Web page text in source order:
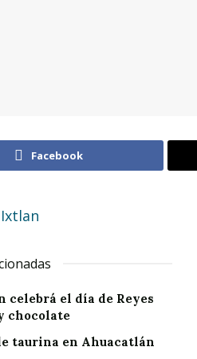
Facebook
celebrá el día de Reyes
chocolate
taurina en Ahuacatlán